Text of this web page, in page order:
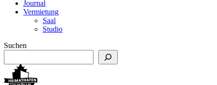
Journal
Vermietung
Saal
Studio
Suchen